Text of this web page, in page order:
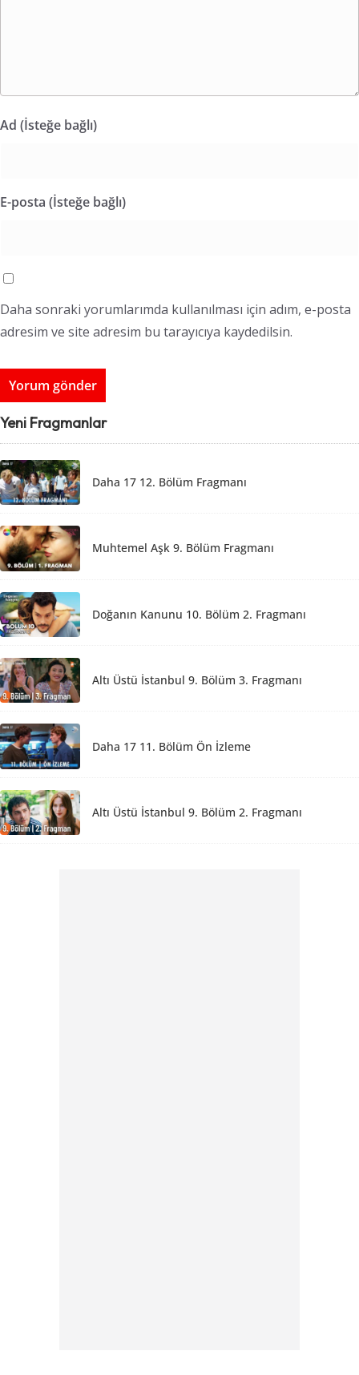
Ad (İsteğe bağlı)
E-posta (İsteğe bağlı)
Daha sonraki yorumlarımda kullanılması için adım, e-posta
adresim ve site adresim bu tarayıcıya kaydedilsin.
Yeni Fragmanlar
Daha 17 12. Bölüm Fragmanı
Muhtemel Aşk 9. Bölüm Fragmanı
Doğanın Kanunu 10. Bölüm 2. Fragmanı
Altı Üstü İstanbul 9. Bölüm 3. Fragmanı
Daha 17 11. Bölüm Ön İzleme
Altı Üstü İstanbul 9. Bölüm 2. Fragmanı